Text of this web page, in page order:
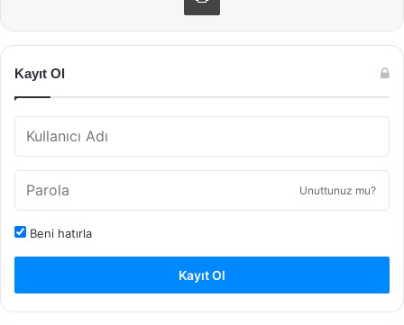
Kayıt Ol
Unuttunuz mu?
Beni hatırla
Kayıt Ol